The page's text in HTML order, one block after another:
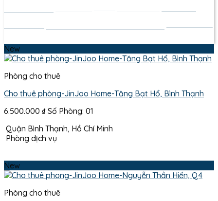
New
Phòng cho thuê
Cho thuê phòng-JinJoo Home-Tăng Bạt Hổ, Bình Thạnh
6.500.000 ₫ Số Phòng: 01
Quận Bình Thạnh, Hồ Chí Minh
Phòng dịch vụ
New
Phòng cho thuê